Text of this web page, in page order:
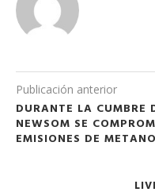
Publicación anterior
DURANTE LA CUMBRE
NEWSOM SE
EMISIONES DE METANO